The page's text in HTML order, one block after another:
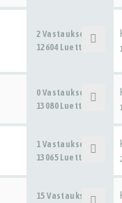
2 Vastaukset
12604 Luettu
0 Vastaukset
13080 Luettu
1 Vastaukset
13065 Luettu
15 Vastaukset